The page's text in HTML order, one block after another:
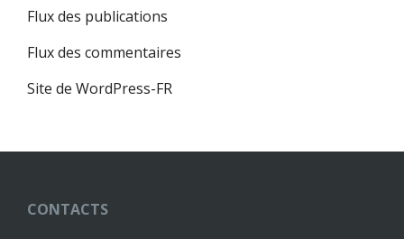
Flux des publications
Flux des commentaires
Site de WordPress-FR
CONTACTS